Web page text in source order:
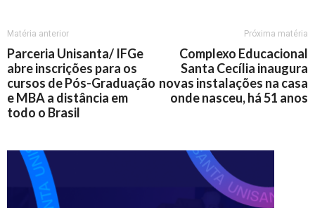
Matéria anterior
Parceria Unisanta/ IFGe
abre inscrições para os
cursos de Pós-Graduação
e MBA a distância em
todo o Brasil
Próxima matéria
Complexo Educacional
Santa Cecília inaugura
novas instalações na casa
onde nasceu, há 51 anos